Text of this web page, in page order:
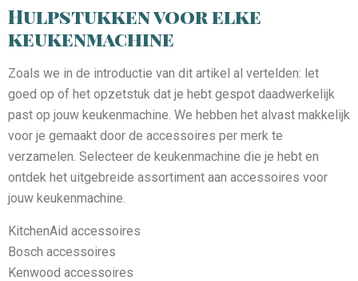
Hulpstukken voor elke
keukenmachine
Zoals we in de introductie van dit artikel al vertelden: let
goed op of het opzetstuk dat je hebt gespot daadwerkelijk
past op jouw keukenmachine. We hebben het alvast makkelijk
voor je gemaakt door de accessoires per merk te
verzamelen. Selecteer de keukenmachine die je hebt en
ontdek het uitgebreide assortiment aan accessoires voor
jouw keukenmachine.
KitchenAid accessoires
Bosch accessoires
Kenwood accessoires